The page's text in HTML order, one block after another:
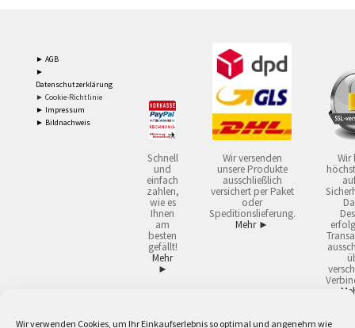
Wir verwenden Cookies, um Ihr Einkaufserlebnis so optimal und angenehm wie
► AGB
►
Datenschutzerklärung
► Cookie-Richtlinie
► Impressum
► Bildnachweis
Schnell
und
einfach
zahlen,
wie es
Ihnen
am
besten
gefällt!
Mehr
►
Wir versenden
unsere Produkte
ausschließlich
versichert per Paket
oder
Speditionslieferung.
Mehr ►
Wir